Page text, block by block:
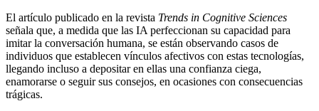
El artículo publicado en la revista Trends in Cognitive Sciences
señala que, a medida que las IA perfeccionan su capacidad para
imitar la conversación humana, se están observando casos de
individuos que establecen vínculos afectivos con estas tecnologías,
llegando incluso a depositar en ellas una confianza ciega,
enamorarse o seguir sus consejos, en ocasiones con consecuencias
trágicas.